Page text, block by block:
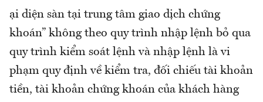
ại diện sàn tại trung tâm giao dịch chứng
khoán” không theo quy trình nhập lệnh bỏ qua
quy trình kiểm soát lệnh và nhập lệnh là vi
phạm quy định về kiểm tra, đối chiếu tài khoản
tiền, tài khoản chứng khoán của khách hàng